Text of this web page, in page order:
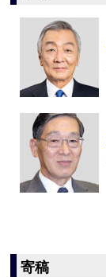
寄稿